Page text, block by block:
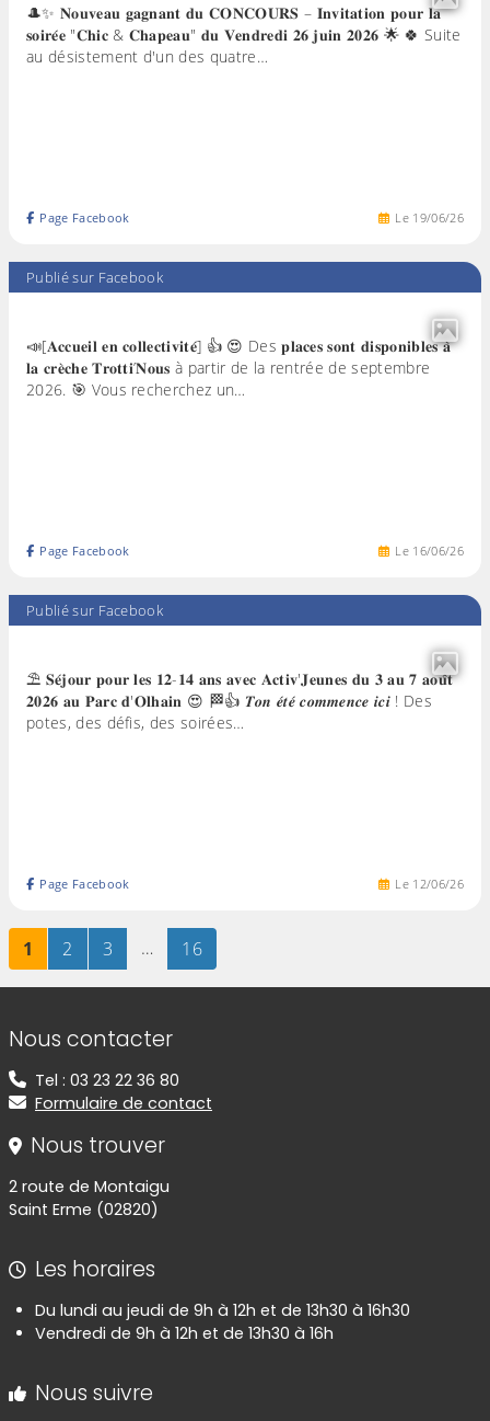
🎩✨ 𝐍𝐨𝐮𝐯𝐞𝐚𝐮 𝐠𝐚𝐠𝐧𝐚𝐧𝐭 𝐝𝐮 𝐂𝐎𝐍𝐂𝐎𝐔𝐑𝐒 – 𝐈𝐧𝐯𝐢𝐭𝐚𝐭𝐢𝐨𝐧 𝐩𝐨𝐮𝐫 𝐥𝐚
𝐬𝐨𝐢𝐫𝐞́𝐞 "𝐂𝐡𝐢𝐜 & 𝐂𝐡𝐚𝐩𝐞𝐚𝐮" 𝐝𝐮 𝐕𝐞𝐧𝐝𝐫𝐞𝐝𝐢 𝟐𝟔 𝐣𝐮𝐢𝐧 𝟐𝟎𝟐𝟔 🌟 🍀 Suite
au désistement d'un des quatre…
Le 19/06/26
Page Facebook
Publié sur Facebook
📣[𝐀𝐜𝐜𝐮𝐞𝐢𝐥 𝐞𝐧 𝐜𝐨𝐥𝐥𝐞𝐜𝐭𝐢𝐯𝐢𝐭𝐞́] 👍 😍 Des 𝐩𝐥𝐚𝐜𝐞𝐬 𝐬𝐨𝐧𝐭 𝐝𝐢𝐬𝐩𝐨𝐧𝐢𝐛𝐥𝐞𝐬 𝐚̀
𝐥𝐚 𝐜𝐫𝐞̀𝐜𝐡𝐞 𝐓𝐫𝐨𝐭𝐭𝐢’𝐍𝐨𝐮𝐬 à partir de la rentrée de septembre
2026. 🎯 Vous recherchez un…
Le 16/06/26
Page Facebook
Publié sur Facebook
⛱️ 𝐒𝐞́𝐣𝐨𝐮𝐫 𝐩𝐨𝐮𝐫 𝐥𝐞𝐬 𝟏𝟐-𝟏𝟒 𝐚𝐧𝐬 𝐚𝐯𝐞𝐜 𝐀𝐜𝐭𝐢𝐯'𝐉𝐞𝐮𝐧𝐞𝐬 𝐝𝐮 𝟑 𝐚𝐮 𝟕 𝐚𝐨𝐮̂𝐭
𝟐𝟎𝟐𝟔 𝐚𝐮 𝐏𝐚𝐫𝐜 𝐝'𝐎𝐥𝐡𝐚𝐢𝐧 😍 🏁👍 𝑻𝒐𝒏 𝒆́𝒕𝒆́ 𝒄𝒐𝒎𝒎𝒆𝒏𝒄𝒆 𝒊𝒄𝒊 ! Des
potes, des défis, des soirées…
Le 12/06/26
Page Facebook
Page
1 sur 16Page
2 sur 16Page
3sur 16
… Page
16sur 16
Informations de contact
Nous contacter
Tel : 03 23 22 36 80
Formulaire de contact
Nous trouver
2 route de Montaigu
Saint Erme (02820)
Les horaires
Du lundi au jeudi de 9h à 12h et de 13h30 à 16h30
Vendredi de 9h à 12h et de 13h30 à 16h
Nous suivre